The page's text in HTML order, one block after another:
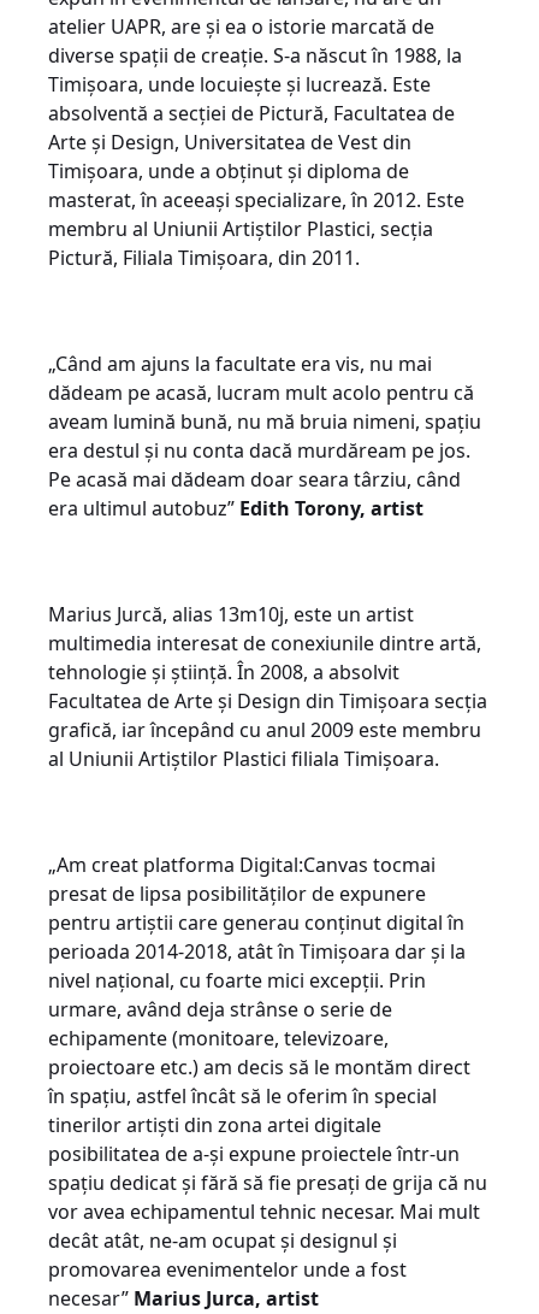
atelier UAPR, are și ea o istorie marcată de
diverse spații de creație. S-a născut în 1988, la
Timișoara, unde locuiește și lucrează. Este
absolventă a secției de Pictură, Facultatea de
Arte și Design, Universitatea de Vest din
Timișoara, unde a obținut și diploma de
masterat, în aceeași specializare, în 2012. Este
membru al Uniunii Artiștilor Plastici, secția
Pictură, Filiala Timișoara, din 2011.
„Când am ajuns la facultate era vis, nu mai
dădeam pe acasă, lucram mult acolo pentru că
aveam lumină bună, nu mă bruia nimeni, spațiu
era destul și nu conta dacă murdăream pe jos.
Pe acasă mai dădeam doar seara târziu, când
era ultimul autobuz” Edith Torony, artist
Marius Jurcă, alias 13m10j, este un artist
multimedia interesat de conexiunile dintre artă,
tehnologie și știință. În 2008, a absolvit
Facultatea de Arte și Design din Timișoara secția
grafică, iar începând cu anul 2009 este membru
al Uniunii Artiștilor Plastici filiala Timișoara.
„Am creat platforma Digital:Canvas tocmai
presat de lipsa posibilităților de expunere
pentru artiștii care generau conținut digital în
perioada 2014-2018, atât în Timișoara dar și la
nivel național, cu foarte mici excepții. Prin
urmare, având deja strânse o serie de
echipamente (monitoare, televizoare,
proiectoare etc.) am decis să le montăm direct
în spațiu, astfel încât să le oferim în special
tinerilor artiști din zona artei digitale
posibilitatea de a-și expune proiectele într-un
spațiu dedicat și fără să fie presați de grija că nu
vor avea echipamentul tehnic necesar. Mai mult
decât atât, ne-am ocupat și designul și
promovarea evenimentelor unde a fost
necesar” Marius Jurca, artist